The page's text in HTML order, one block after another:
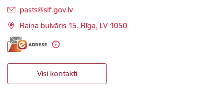
E-pasts:
pasts@sif.gov.lv
Raiņa bulvāris 15, Rīga, LV-1050
Visi kontakti